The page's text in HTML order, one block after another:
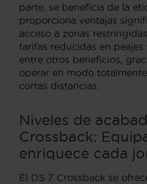
parte, se beneficia de la
proporciona ventajas
acceso a zonas
tarifas reducidas en peajes
entre otros beneficios,
operar en modo
cortas distancias.
Niveles de
Crossback:
enriquece cada
El DS 7 Crossback se